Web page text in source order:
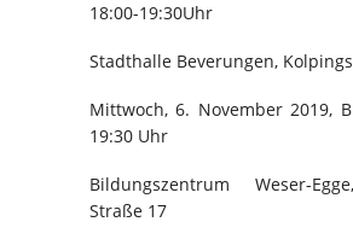
18:00-19:30Uhr
Stadthalle Beverungen,
Mittwoch, 6. November 2019,
19:30 Uhr
Bildungszentrum Weser-
Straße 17